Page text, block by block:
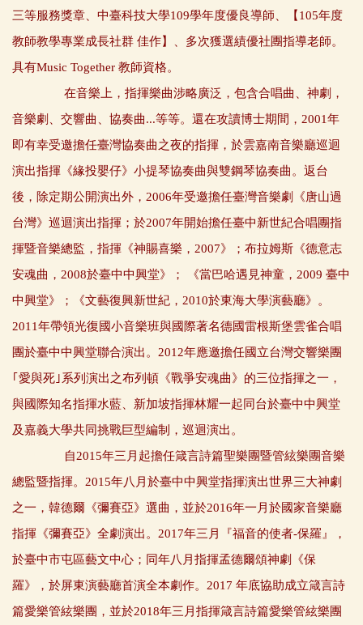
三等服務獎章、中臺科技大學109學年度優良導師、【105年度
教師教學專業成長社群 佳作】、多次獲選績優社團指導老師。
具有Music Together 教師資格。
在音樂上，指揮樂曲涉略廣泛，包含合唱曲、神劇，
音樂劇、交響曲、協奏曲...等等。還在攻讀博士期間，2001年
即有幸受邀擔任臺灣協奏曲之夜的指揮，於雲嘉南音樂廳巡迴
演出指揮《緣投嬰仔》小提琴協奏曲與雙鋼琴協奏曲。返台
後，除定期公開演出外，2006年受邀擔任臺灣音樂劇《唐山過
台灣》巡迴演出指揮；於2007年開始擔任臺中新世紀合唱團指
揮暨音樂總監，指揮《神賜喜樂，2007》；布拉姆斯《德意志
安魂曲，2008於臺中中興堂》； 《當巴哈遇見神童，2009 臺中
中興堂》；《文藝復興新世紀，2010於東海大學演藝廳》。
2011年帶領光復國小音樂班與國際著名德國雷根斯堡雲雀合唱
團於臺中中興堂聯合演出。2012年應邀擔任國立台灣交響樂團
｢愛與死｣系列演出之布列頓《戰爭安魂曲》的三位指揮之一，
與國際知名指揮水藍、新加坡指揮林耀一起同台於臺中中興堂
及嘉義大學共同挑戰巨型編制，巡迴演出。
自2015年三月起擔任箴言詩篇聖樂團暨管絃樂團音樂
總監暨指揮。2015年八月於臺中中興堂指揮演出世界三大神劇
之一，韓德爾《彌賽亞》選曲，並於2016年一月於國家音樂廳
指揮《彌賽亞》全劇演出。2017年三月『福音的使者-保羅』，
於臺中市屯區藝文中心；同年八月指揮孟德爾頌神劇《保
羅》，於屏東演藝廳首演全本劇作。2017 年底協助成立箴言詩
篇愛樂管絃樂團，並於2018年三月指揮箴言詩篇愛樂管絃樂團